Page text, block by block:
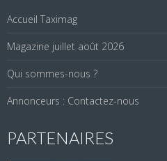
Accueil Taximag
Magazine juillet août 2026
Qui sommes-nous ?
Annonceurs : Contactez-nous
PARTENAIRES